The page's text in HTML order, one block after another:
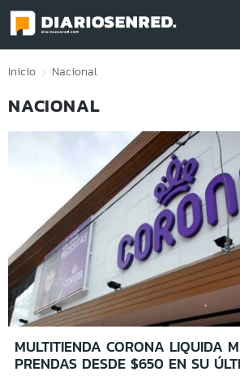
Click acá para ir directamente al
Inicio Nacional
NACIONAL
MULTITIENDA CORONA LIQUIDA
PRENDAS DESDE $650 EN SU